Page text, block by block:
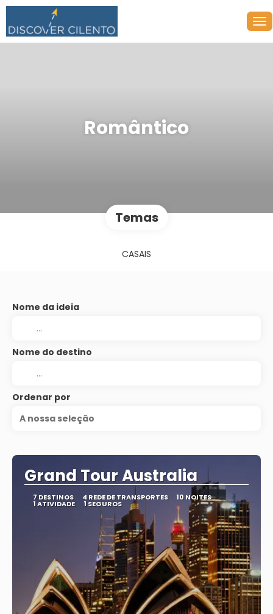
Romântico
Temas
CASAIS
Nome da ideia
Nome do destino
Ordenar por
A nossa seleção
Grand Tour Australia
7 DESTINOS 4 REDE DE TRANSPORTES 10 NOITES
1 ATIVIDADE 1 SEGUROS